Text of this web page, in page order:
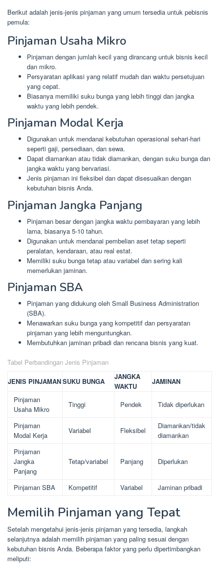
Berikut adalah jenis-jenis pinjaman yang umum tersedia untuk pebisnis
pemula:
Pinjaman Usaha Mikro
Pinjaman dengan jumlah kecil yang dirancang untuk bisnis kecil
dan mikro.
Persyaratan aplikasi yang relatif mudah dan waktu persetujuan
yang cepat.
Biasanya memiliki suku bunga yang lebih tinggi dan jangka
waktu yang lebih pendek.
Pinjaman Modal Kerja
Digunakan untuk mendanai kebutuhan operasional sehari-hari
seperti gaji, persediaan, dan sewa.
Dapat diamankan atau tidak diamankan, dengan suku bunga dan
jangka waktu yang bervariasi.
Jenis pinjaman ini fleksibel dan dapat disesuaikan dengan
kebutuhan bisnis Anda.
Pinjaman Jangka Panjang
Pinjaman besar dengan jangka waktu pembayaran yang lebih
lama, biasanya 5-10 tahun.
Digunakan untuk mendanai pembelian aset tetap seperti
peralatan, kendaraan, atau real estat.
Memiliki suku bunga tetap atau variabel dan sering kali
memerlukan jaminan.
Pinjaman SBA
Pinjaman yang didukung oleh Small Business Administration
(SBA).
Menawarkan suku bunga yang kompetitif dan persyaratan
pinjaman yang lebih menguntungkan.
Membutuhkan jaminan pribadi dan rencana bisnis yang kuat.
Tabel Perbandingan Jenis Pinjaman
JENIS PINJAMANSUKU BUNGA
JANGKA
WAKTU
JAMINAN
Pinjaman
Usaha Mikro
Tinggi Pendek Tidak diperlukan
Pinjaman
Modal Kerja
Variabel Fleksibel
Diamankan/tidak
diamankan
Pinjaman
Jangka
Panjang
Tetap/variabel Panjang Diperlukan
Pinjaman SBA Kompetitif Variabel Jaminan pribadi
Memilih Pinjaman yang Tepat
Setelah mengetahui jenis-jenis pinjaman yang tersedia, langkah
selanjutnya adalah memilih pinjaman yang paling sesuai dengan
kebutuhan bisnis Anda. Beberapa faktor yang perlu dipertimbangkan
meliputi: